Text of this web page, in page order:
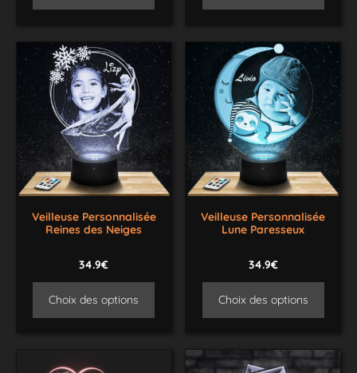
Veilleuse Personnalisée
Reines des Neiges
34.9€
Choix des options
Veilleuse Personnalisée
Lune Paresseux
34.9€
Choix des options